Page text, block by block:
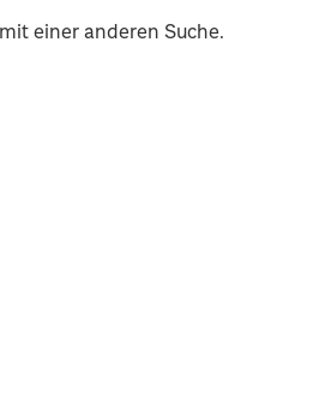
einer anderen Suche.